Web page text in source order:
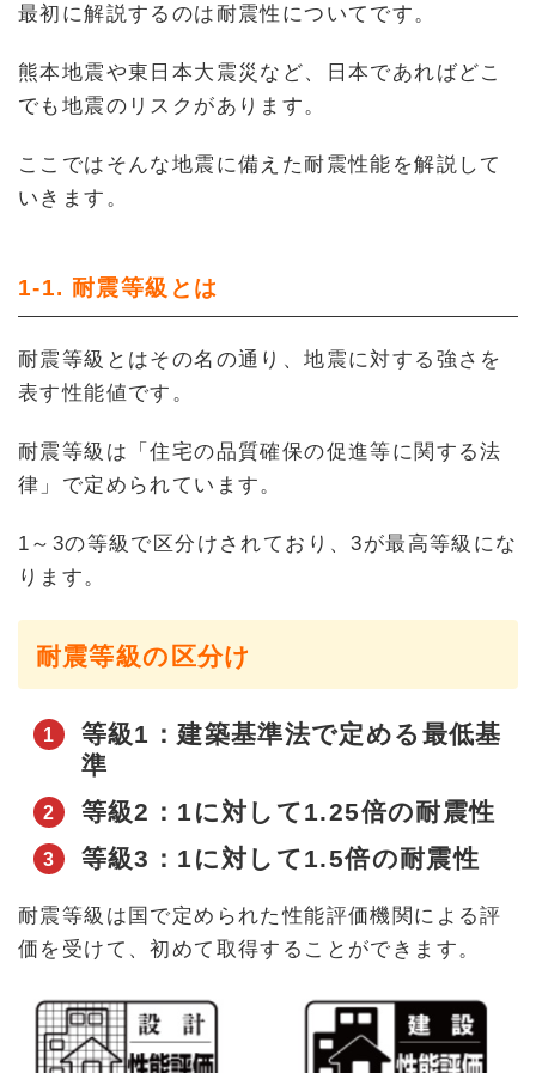
最初に解説するのは耐震性についてです。
熊本地震や東日本大震災など、日本であればどこ
でも地震のリスクがあります。
ここではそんな地震に備えた耐震性能を解説して
いきます。
1-1. 耐震等級とは
耐震等級とはその名の通り、地震に対する強さを
表す性能値です。
耐震等級は「住宅の品質確保の促進等に関する法
律」で定められています。
1～3の等級で区分けされており、3が最高等級にな
ります。
耐震等級の区分け
等級1：建築基準法で定める最低基
準
等級2：1に対して1.25倍の耐震性
等級3：1に対して1.5倍の耐震性
耐震等級は国で定められた性能評価機関による評
価を受けて、初めて取得することができます。